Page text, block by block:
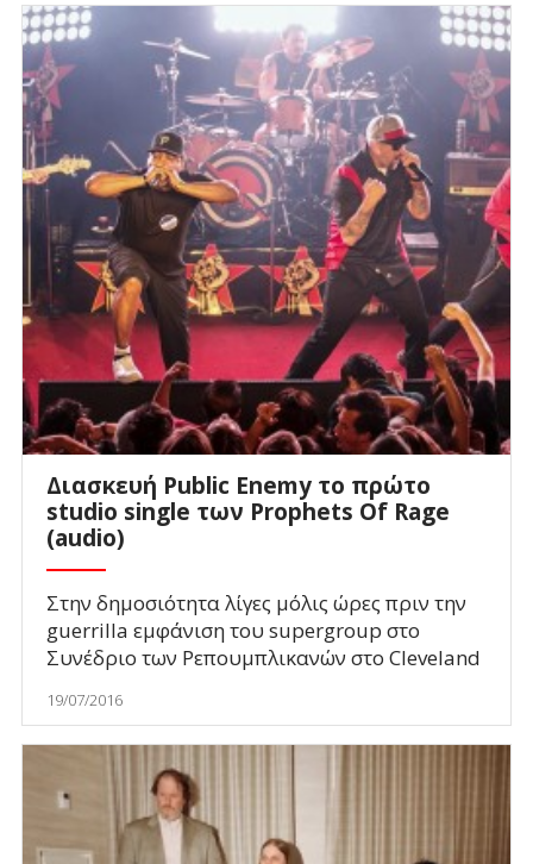
Διασκευή Public Enemy το πρώτο
studio single των Prophets Of Rage
(audio)
Στην δημοσιότητα λίγες μόλις ώρες πριν την
guerrilla εμφάνιση του supergroup στο
Συνέδριο των Ρεπουμπλικανών στο Cleveland
19/07/2016